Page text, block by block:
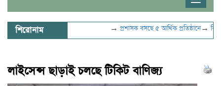
শিরোনাম প্রশাসক বসছে ৫ আর্থিক প্রতিষ্ঠানে→বিদ্যুৎ-
লাইসেন্স ছাড়াই চলছে টিকিট বাণিজ্য